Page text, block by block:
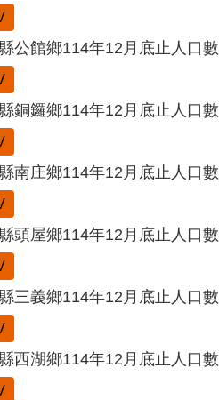
公館鄉114年12月底止人口數
銅鑼鄉114年12月底止人口數
南庄鄉114年12月底止人口數
頭屋鄉114年12月底止人口數
三義鄉114年12月底止人口數
西湖鄉114年12月底止人口數